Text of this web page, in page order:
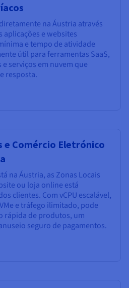
na Áustria através
aplicações e websites
e tempo de atividade
útil para ferramentas SaaS,
serviços em nuvem que
resposta.
e Comércio Eletrónico
na Áustria, as Zonas Locais
ou loja online está
clientes. Com vCPU escalável,
e tráfego ilimitado, pode
rápida de produtos, um
seguro de pagamentos.